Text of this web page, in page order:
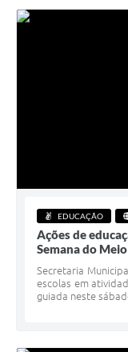
EDUCAÇÃO
Ações de
Semana do
Secretaria
escolas em
guiada neste